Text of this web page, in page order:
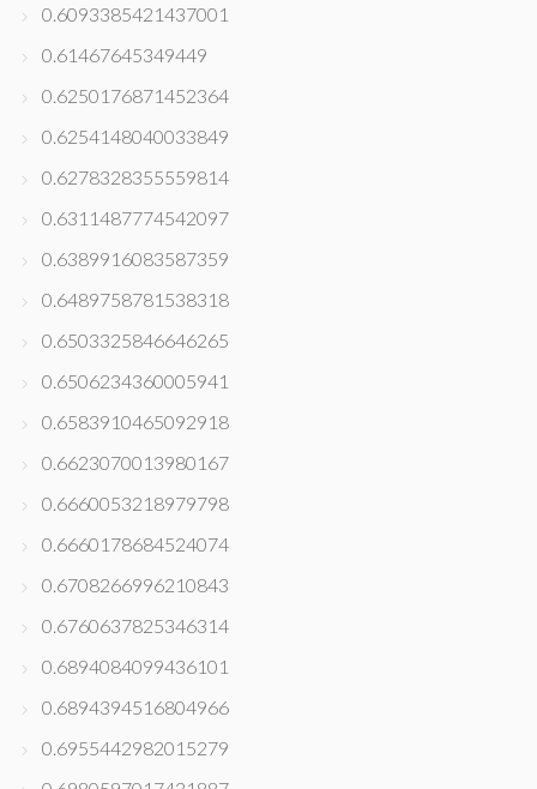
0.6093385421437001
0.61467645349449
0.6250176871452364
0.6254148040033849
0.6278328355559814
0.6311487774542097
0.6389916083587359
0.6489758781538318
0.6503325846646265
0.6506234360005941
0.6583910465092918
0.6623070013980167
0.6660053218979798
0.6660178684524074
0.6708266996210843
0.6760637825346314
0.6894084099436101
0.6894394516804966
0.6955442982015279